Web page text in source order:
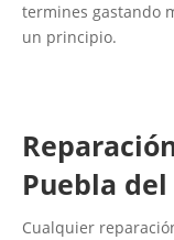
termines gastando
un principio.
Puebla del
Cualquier